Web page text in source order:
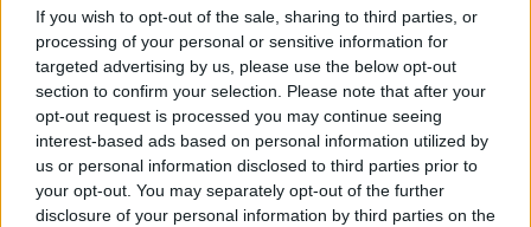
If you wish to opt-out of the sale, sharing to third parties, or
processing of your personal or sensitive information for
targeted advertising by us, please use the below opt-out
section to confirm your selection. Please note that after your
opt-out request is processed you may continue seeing
interest-based ads based on personal information utilized by
us or personal information disclosed to third parties prior to
your opt-out. You may separately opt-out of the further
disclosure of your personal information by third parties on the
Útépítés